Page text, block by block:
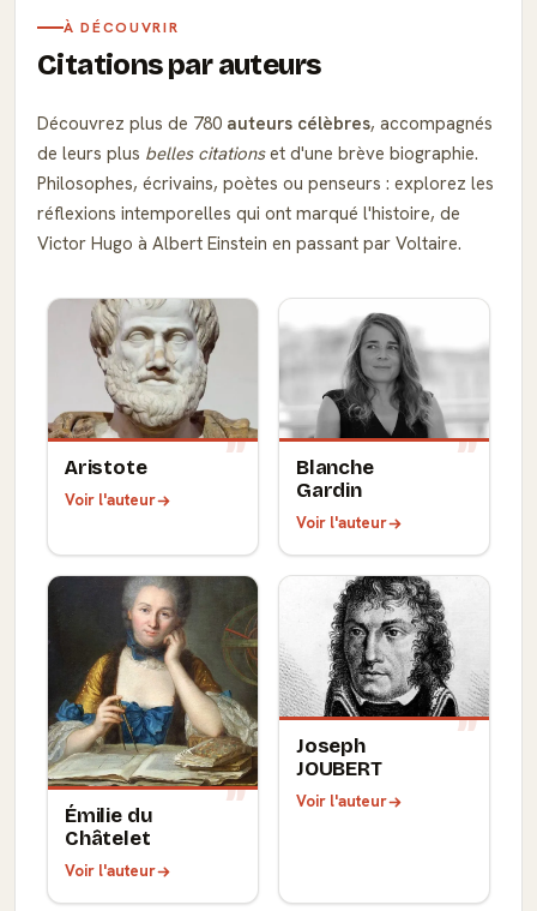
À DÉCOUVRIR
Citations par auteurs
Découvrez plus de 780 auteurs célèbres, accompagnés
de leurs plus belles citationset d'une brève biographie.
Philosophes, écrivains, poètes ou penseurs : explorez les
réflexions intemporelles qui ont marqué l'histoire, de
Victor Hugo à Albert Einstein en passant par Voltaire.
Aristote
Voir l'auteur
Blanche
Gardin
Voir l'auteur
Émilie du
Châtelet
Voir l'auteur
Joseph
JOUBERT
Voir l'auteur